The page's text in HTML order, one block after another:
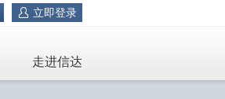
立即登录
走进信达